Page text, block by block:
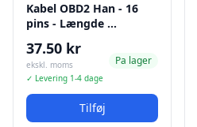
Kabel OBD2 Han - 16
pins - Længde …
37.50 kr
ekskl. moms
✓ Levering 1-4 dage
Pa lager
Tilføj